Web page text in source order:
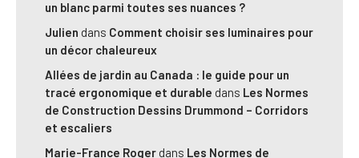
un blanc parmi toutes ses nuances ?
Julien dans Comment choisir ses luminaires pour
un décor chaleureux
Allées de jardin au Canada : le guide pour un
tracé ergonomique et durable dans Les Normes
de Construction Dessins Drummond – Corridors
et escaliers
Marie-France Roger dans Les Normes de